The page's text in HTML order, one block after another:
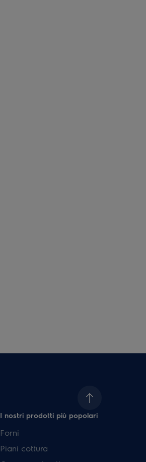
I nostri prodotti più popolari
Forni
Piani cottura